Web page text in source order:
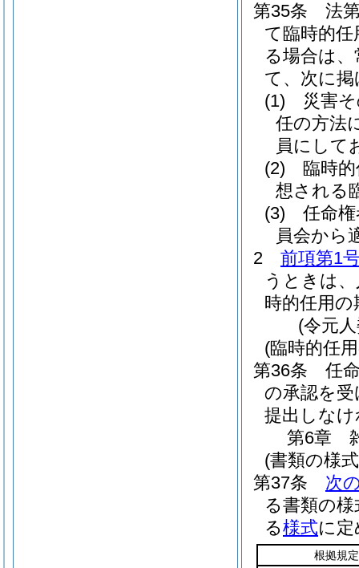
第35条
法
て臨時的
る場合は
て、次に
(1)
災害
任の方法
員にして
(2)
臨時
想される
(3)
任命
員会から
2
前項第1
うときは
時的任用
(令元
(臨時的任
第36条
任
の承認を
提出しな
第6章
(書類の様
第37条
次
る書類の
る様式に
根拠規定